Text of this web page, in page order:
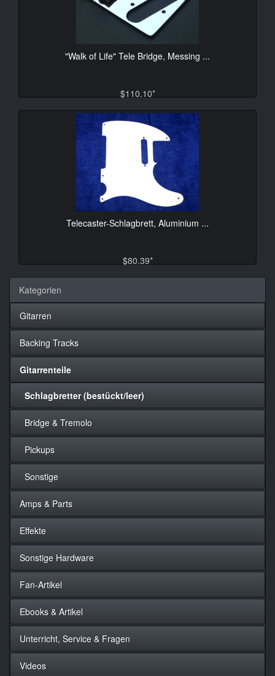
"Walk of Life" Tele Bridge, Messing ...
$110.10*
Telecaster-Schlagbrett, Aluminium ...
$80.39*
Kategorien
Gitarren
Backing Tracks
Gitarrenteile
Schlagbretter (bestückt/leer)
Bridge & Tremolo
Pickups
Sonstige
Amps & Parts
Effekte
Sonstige Hardware
Fan-Artikel
Ebooks & Artikel
Unterricht, Service & Fragen
Videos